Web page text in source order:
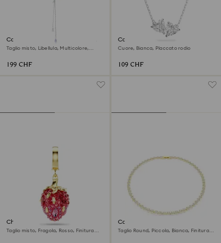
Collana a Y Ariana Grande x
Swarovski
Taglio misto, Libellula, Multicolore,
199 CHF
Collana Mesmera
Cuore, Bianca, Placcato rodio
109 CHF
Charm Idyllia
Taglio misto, Fragola, Rosso, Finitura
Collana Una Angelic
Taglio Round, Piccola, Bianca, Finitura